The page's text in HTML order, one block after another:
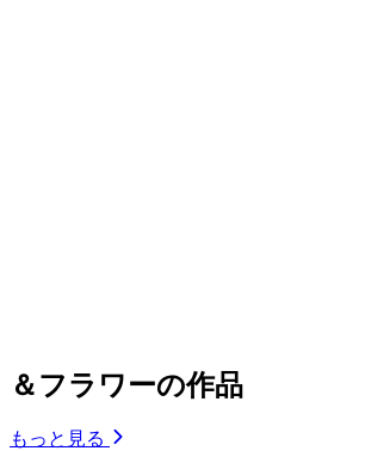
＆フラワーの作品
もっと見る